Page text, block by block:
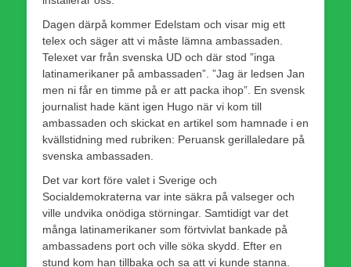
Dagen därpå kommer Edelstam och visar mig ett
telex och säger att vi måste lämna ambassaden.
Telexet var från svenska UD och där stod ”inga
latinamerikaner på ambassaden”. ”Jag är ledsen Jan
men ni får en timme på er att packa ihop”. En svensk
journalist hade känt igen Hugo när vi kom till
ambassaden och skickat en artikel som hamnade i en
kvällstidning med rubriken: Peruansk gerillaledare på
svenska ambassaden.
Det var kort före valet i Sverige och
Socialdemokraterna var inte säkra på valseger och
ville undvika onödiga störningar. Samtidigt var det
många latinamerikaner som förtvivlat bankade på
ambassadens port och ville söka skydd. Efter en
stund kom han tillbaka och sa att vi kunde stanna.